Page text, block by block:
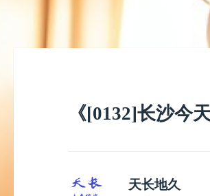
《[0132]长沙今
天长地久